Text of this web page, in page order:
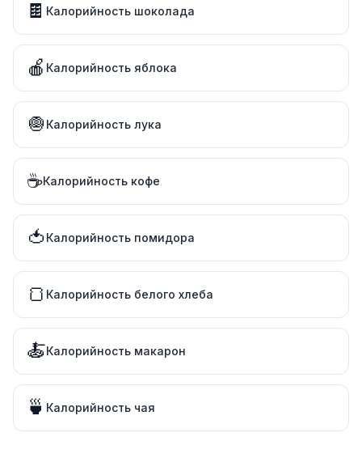
🍫 Калорийность шоколада
🍎 Калорийность яблока
🧅 Калорийность лука
☕Калорийность кофе
🍅 Калорийность помидора
🍞 Калорийность белого хлеба
🍝Калорийность макарон
🍵 Калорийность чая